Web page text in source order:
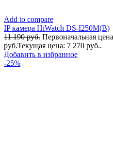
Add to compare
IP камера HiWatch DS-I250M(B)
11 190руб. Первоначальная
руб.Текущая цена: 7 270 руб..
Добавить в избранное
-25%